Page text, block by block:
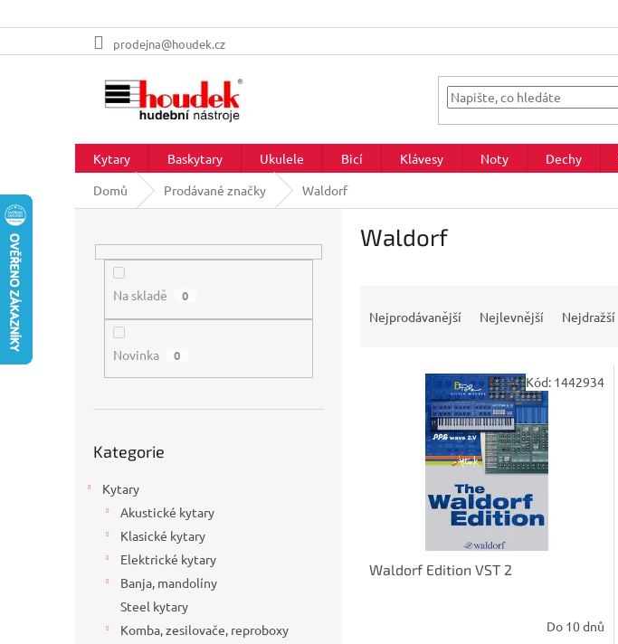
na
prodejna@houdek.cz
Kytary Baskytary Ukulele Bicí Klávesy Noty Dechy
Domů
Prodávané značky Waldorf
Na skladě 0
Novinka 0
kategorie
Kategorie
Kytary
Akustické kytary
Klasické kytary
Elektrické kytary
Banja, mandolíny
Steel kytary
Komba, zesilovače, reproboxy
Waldorf
Nejprodávanější Nejlevnější Nejdražší
Waldorf Edition VST 2
Do 10 dnů
Kód: 1442934